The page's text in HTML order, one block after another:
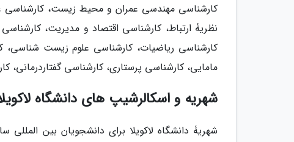
کارشناسی مهندسی عمران و محیط زیست، کارشناسی
کارشناسی ریاضیات، کارشناسی علوم زیست
مامایی، کارشناسی پرستاری، کارشناسی
شهریه و اسکالرشیپ های دانشگاه